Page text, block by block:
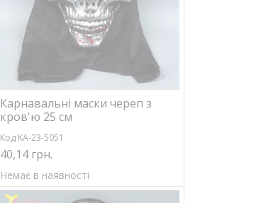
Карнавальні маски череп з
кров'ю 25 см
Код KA-23-5051
40,14 грн.
Немає в наявності